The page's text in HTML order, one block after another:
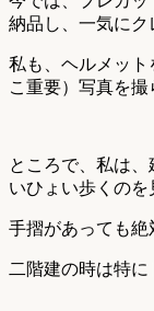
納品し、一気にク
私も、ヘルメット
こ重要）写真を
ところで、私は
いひょい歩くの
手摺があっても絶
二階建の時は特に